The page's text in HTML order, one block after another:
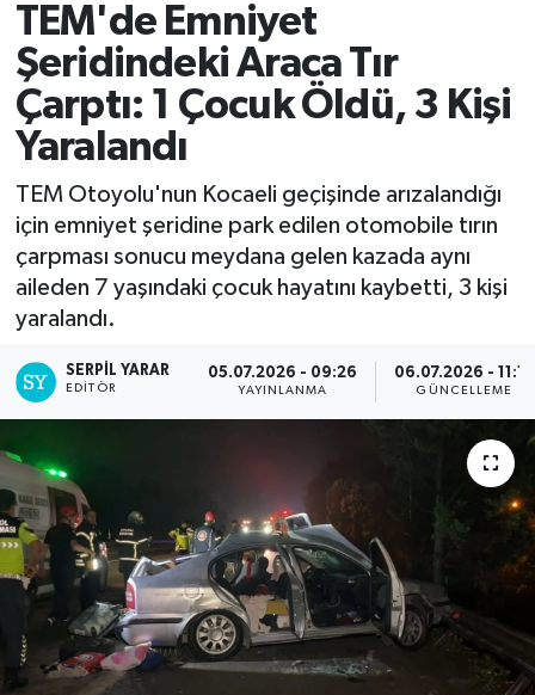
TEM'de Emniyet
Şeridindeki Araca Tır
Çarptı: 1 Çocuk Öldü, 3 Kişi
Yaralandı
TEM Otoyolu'nun Kocaeli geçişinde arızalandığı
için emniyet şeridine park edilen otomobile tırın
çarpması sonucu meydana gelen kazada aynı
aileden 7 yaşındaki çocuk hayatını kaybetti, 3 kişi
yaralandı.
SERPİL YARAR
EDITÖR
05.07.2026 - 09:26
YAYINLANMA
06.07.2026 - 11:13
GÜNCELLEME